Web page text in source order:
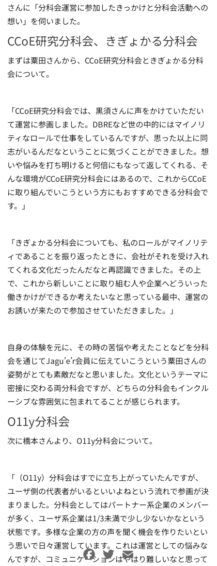
さんに「分科会運営に参加したきっかけと分科会活動への
想い」を伺いました。
CCoE研究分科会、きぎょかる分科会
まずは粟田さんから、CCoE研究分科会ときぎょかる分科
会について。
「CCoE研究分科会では、黒須さんに声をかけていただい
て運営に参画しました。DBREなど世の中的にはマイノリ
ティなロールで仕事をしているんですが、思った以上に同
志がいるんだなということに気づくことができました。想
いや悩みを打ち明けると何倍にもなって返してくれる、そ
んな環境がCCoE研究分科会にはあるので、これからCCoE
に取り組んでいこうという方にもおすすめできる分科会で
す。」
「きぎょかる分科会についても、私のロールがマイノリテ
ィであることを振り返ったときに、会社がそれを受け入れ
てくれる文化だったんだなと再認識できました。その上
で、これから新しいことに取り組む人や企業へどういった
働きかけができるか考えたいなと思っている最中、運営の
お誘いが来たので参加させていただきました。」
自身の体験を元に、その時の苦悩や考えたことなどを分科
会を通じてJagu’e’r会員に伝えていこうという粟田さんの
姿勢がとても素敵だなと思いました。文化というテーマに
密接に交わる両分科会ですが、どちらの分科会もインクル
ーシブな雰囲気に包まれてることが感じられます。
O11y分科会
次に橋本さんより、O11y分科会について。
「（O11y）分科会はすでに立ち上がっていたんですが、
ユーザ側の代表者がいるといいよねという流れで参画が決
まりました。分科会としてはパートナー系企業のメンバー
が多く、ユーザ系企業は1/3未満で少し少ないかなという
状態です。多様な企業の方の声を聞く機会を作りたいとい
う思いで日々運営しています。これは運営としての悩みな
んですが、コミュニケーションはやはり難しいなと思って
FacebookTwitterEmail